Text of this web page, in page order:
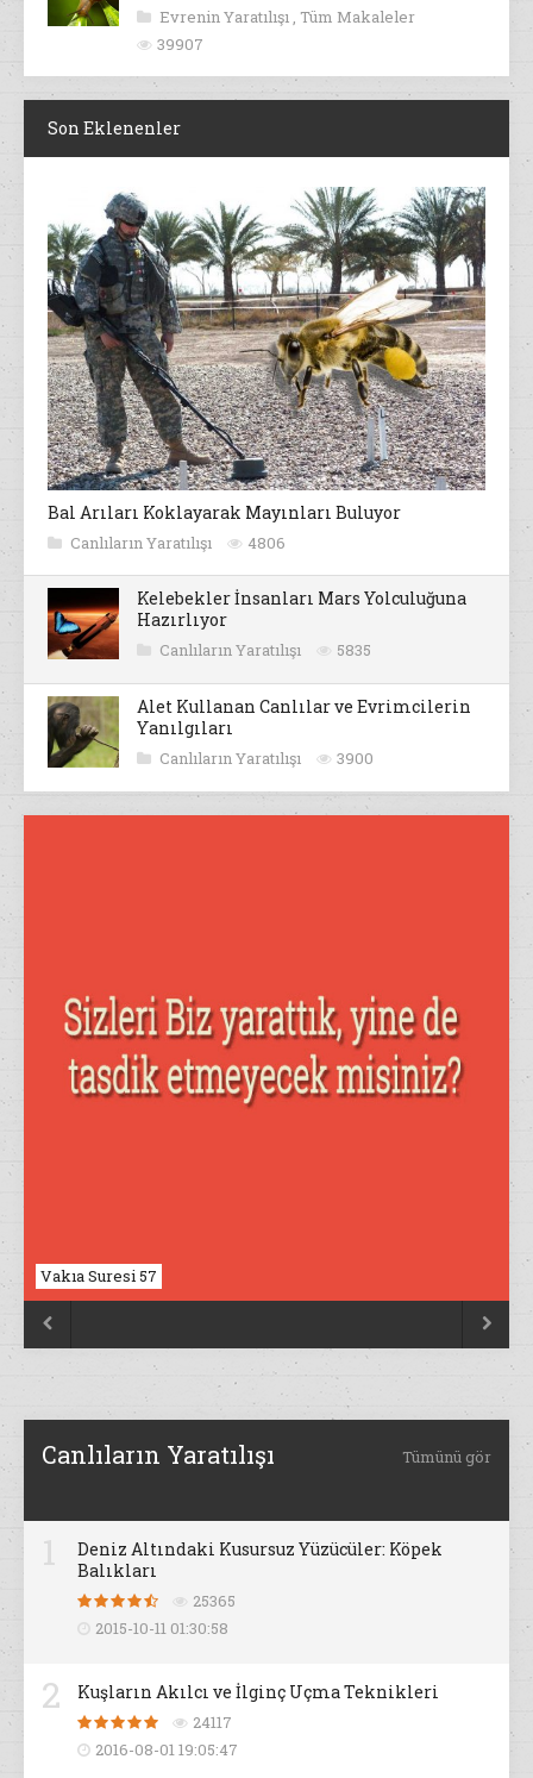
Evrenin Yaratılışı , Tüm Makaleler
39907
Son Eklenenler
Bal Arıları Koklayarak Mayınları Buluyor
Canlıların Yaratılışı 4806
Kelebekler İnsanları Mars Yolculuğuna
Hazırlıyor
Canlıların Yaratılışı 5835
Alet Kullanan Canlılar ve Evrimcilerin
Yanılgıları
Canlıların Yaratılışı 3900
Vakıa Suresi 57
Nahl Suresi 17
 
Canlıların Yaratılışı Tümünü gör
Deniz Altındaki Kusursuz Yüzücüler: Köpek
Balıkları
25365
2015-10-11 01:30:58
2 Kuşların Akılcı ve İlginç Uçma Teknikleri
24117
2016-08-01 19:05:47